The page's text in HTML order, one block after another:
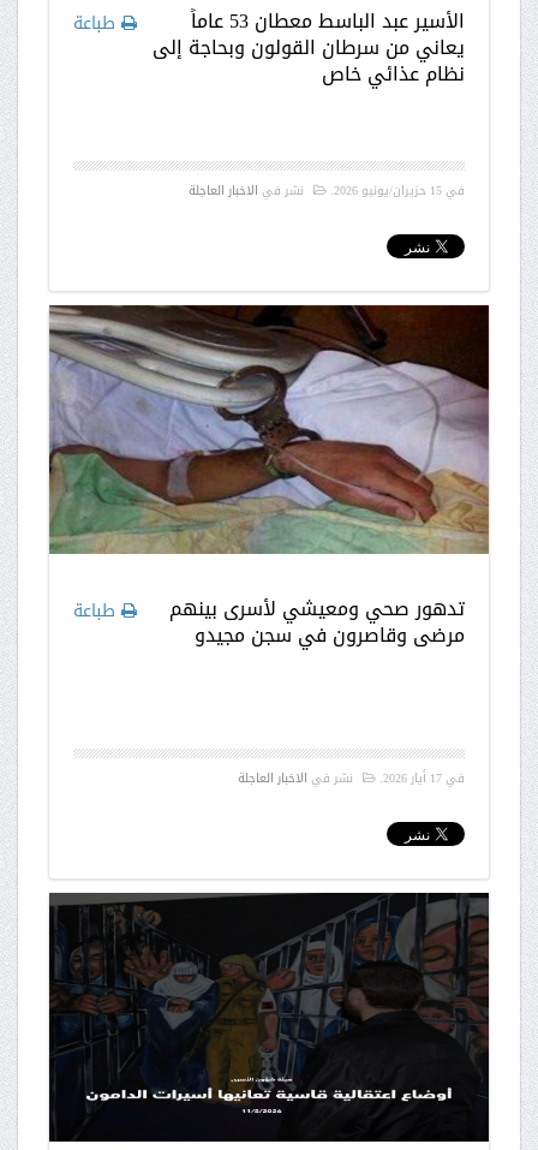
طباعة الأسير عبد الباسط معطان 53 عاماً
يعاني من سرطان القولون وبحاجة إلى
نظام عذائي خاص
في15 حزيران/يونيو 2026 . نشر في الاخبار العاجلة
طباعة تدهور صحي ومعيشي لأسرى بينهم
مرضى وقاصرون في سجن مجيدو
في17 أيار 2026 . نشر في الاخبار العاجلة